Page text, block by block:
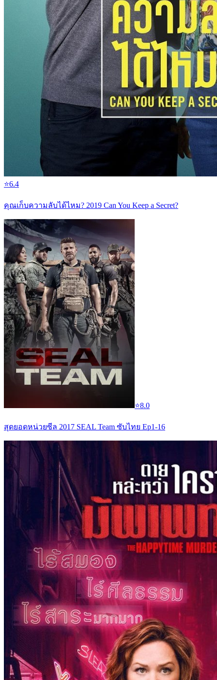
⭐6.4
คุณเก็บความลับได้ไหม? 2019 Can You Keep a Secret?
⭐8.0
สุดยอดหน่วยซีล 2017 SEAL Team ซับไทย Ep1-16